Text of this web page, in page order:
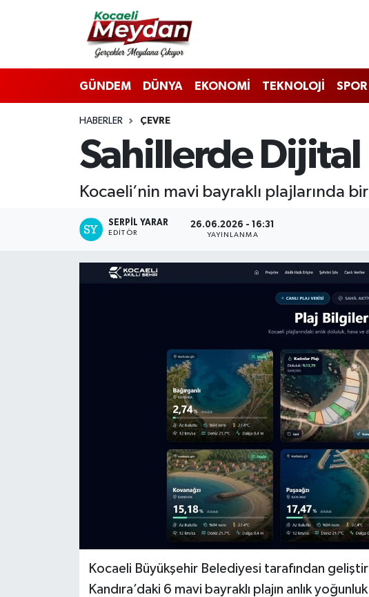
GÜNDEM DÜNYA EKONOMİ TEKNOLOJİ SPOR
HABERLER ÇEVRE
Sahillerde
Kocaeli’nin mavi bayraklı plajlarında
SERPİL YARAR
EDITÖR
26.06.2026 - 16:31
YAYINLANMA
Kocaeli Büyükşehir Belediyesi tarafından
Kandıra’daki 6 mavi bayraklı plajın anlık
Nöbetçi Eczaneler
Hava Durumu
Trafik Durumu
Süper Lig Puan Durumu ve Fikstür
Tüm Manşetler
Son Dakika Haberleri
Haber Arşivi